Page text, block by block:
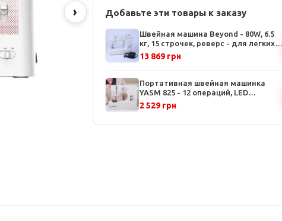
› Добавьте эти товары к заказу
Швейная машина Beyond - 80W, 6.5
кг, 15 строчек, реверс - для легких и
средних тканей
13 869 грн
Портативная швейная машинка
YASM 825 - 12 операций, LED
подсветка, педаль управления,
оверлок
2 529 грн